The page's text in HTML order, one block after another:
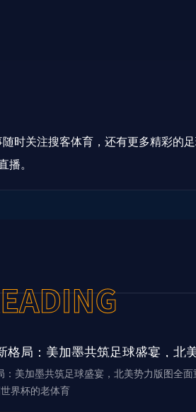
时关注搜客体育，还有更多精彩的
。
美加墨共筑足球盛宴，北美势力版图全面
界杯的老体育